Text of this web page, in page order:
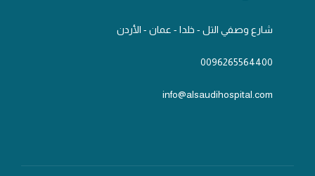
شارع وصفي التل - خلدا - عمان - الأردن
0096265564400
info@alsaudihospital.com